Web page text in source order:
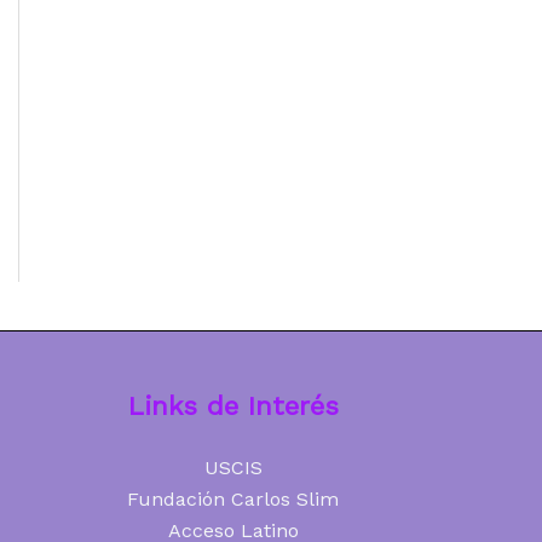
Links de Interés
USCIS
Fundación Carlos Slim
Acceso Latino